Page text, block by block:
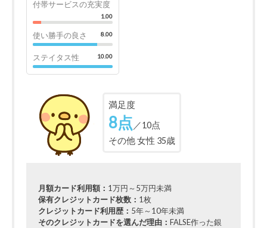
付帯サービスの充実度
1.00
使い勝手の良さ 8.00
ステイタス性 10.00
満足度
8点 ／10点
その他 女性 35歳
月額カード利用額： 1万円～5万円未満
保有クレジットカード枚数： 1枚
クレジットカード利用歴： 5年～10年未満
そのクレジットカードを選んだ理由：FALSE作った銀